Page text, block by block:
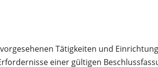
Tätigkeiten und
einer gültigen